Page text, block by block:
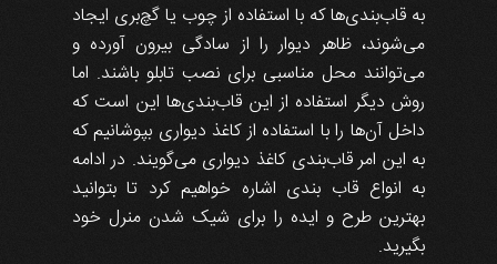
به قاب‌بندی‌ها که با استفاده از چوب یا گچ‌بری ایجاد
می‌شوند، ظاهر دیوار را از سادگی بیرون آورده و
می‌توانند محل مناسبی برای نصب تابلو باشند. اما
روش دیگر استفاده از این قاب‌بندی‌ها این است که
داخل آن‌ها را با استفاده از کاغذ دیواری بپوشانیم که
به این امر قاب‌بندی کاغذ دیواری می‌گویند. در ادامه
به انواع قاب بندی اشاره خواهیم کرد تا بتوانید
بهترین طرح و ایده را برای شیک شدن منرل خود
بگیرید.